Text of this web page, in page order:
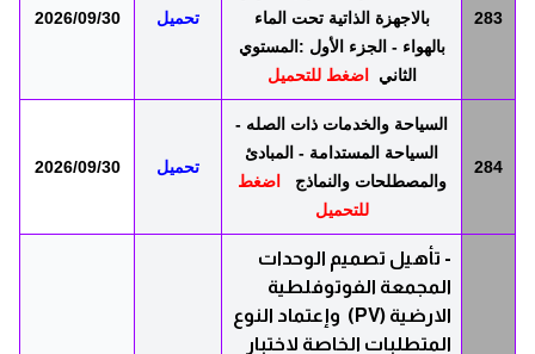
283
بالاجهزة الذاتية تحت الماء
بالهواء - الجزء الأول :المستوي
الثاني
اضغط للتحميل
تحميل 2026/09/30
284
السياحة والخدمات ذات الصله -
السياحة المستدامة - المبادئ
والمصطلحات والنماذج
اضغط
للتحميل
تحميل 2026/09/30
- تأهيل تصميم الوحدات
المجمعة الفوتوفلطية
الارضية (PV) وإعتماد النوع
المتطلبات الخاصة لاختبار